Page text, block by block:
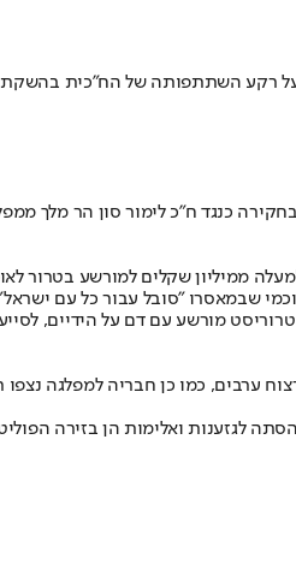
רקע השתתפותה של הח"כית בהשקת
כנגד ח"כ לימור סון הר מלך
ממיליון שקלים למורשע בטרור
שבמאסרו "סובל עבור כל עם
מורשע עם דם על הידיים,
כמו כן חבריה למפלגה נצפו
ואלימות הן בזירה